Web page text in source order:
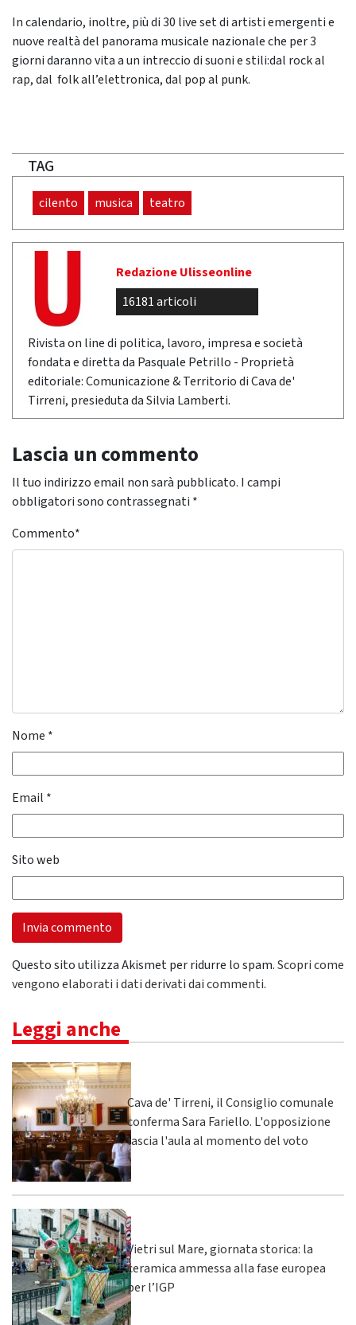
In calendario, inoltre, più di 30 live set di artisti emergenti e
nuove realtà del panorama musicale nazionale che per 3
giorni daranno vita a un intreccio di suoni e stili:dal rock al
rap, dal folk all’elettronica, dal pop al punk.
TAG
cilento musica teatro
Redazione Ulisseonline
16181 articoli
Rivista on line di politica, lavoro, impresa e società
fondata e diretta da Pasquale Petrillo - Proprietà
editoriale: Comunicazione & Territorio di Cava de'
Tirreni, presieduta da Silvia Lamberti.
Lascia un commento
Il tuo indirizzo email non sarà pubblicato. I campi
obbligatori sono contrassegnati *
Commento*
Nome *
Email *
Sito web
Questo sito utilizza Akismet per ridurre lo spam.Scopri come
vengono elaborati i dati derivati dai commenti.
Leggi anche
Cava de' Tirreni, il Consiglio comunale
conferma Sara Fariello. L'opposizione
lascia l'aula al momento del voto
Vietri sul Mare, giornata storica: la
ceramica ammessa alla fase europea
per l’IGP